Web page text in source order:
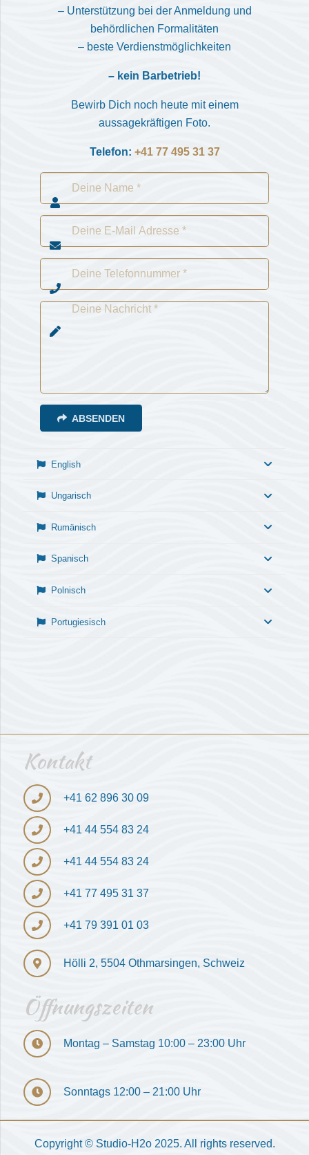
– Unterstützung bei der Anmeldung und
behördlichen Formalitäten
– beste Verdienstmöglichkeiten
– kein Barbetrieb!
Bewirb Dich noch heute mit einem
aussagekräftigen Foto.
Telefon: +41 77 495 31 37
ABSENDEN
English
Ungarisch
Rumänisch
Spanisch
Polnisch
Portugiesisch
Kontakt
+41 ‎62 896 30 09
+41 ‎44 554 83 24
+41 ‎44 554 83 24
+41 77 495 31 37
+41 79 391 01 03
Hölli 2, 5504 Othmarsingen, Schweiz
Öffnungszeiten
Montag – Samstag 10:00 – 23:00 Uhr
Sonntags 12:00 – 21:00 Uhr
Copyright © Studio-H2o 2025. All rights reserved.